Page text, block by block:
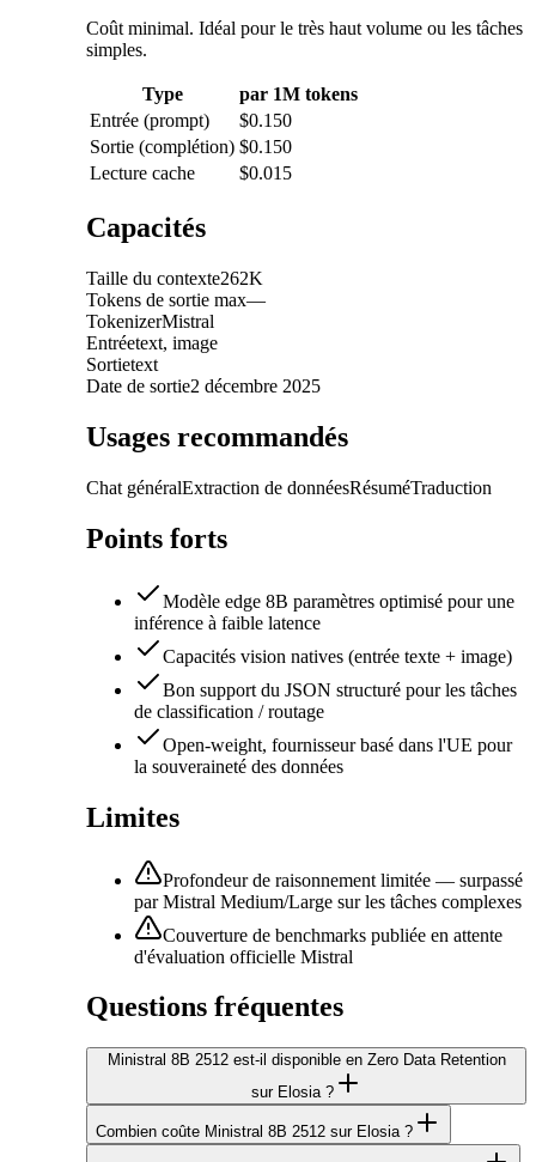
Coût minimal. Idéal pour le très haut volume ou les tâches
simples.
Type
par 1M tokens
Entrée (prompt)
$0.150
Sortie (complétion) $0.150
Lecture cache
$0.015
Capacités
Taille du contexte262K
Tokens de sortie max—
TokenizerMistral
Entréetext, image
Sortietext
Date de sortie2 décembre 2025
Usages recommandés
Chat généralExtraction de donnéesRésuméTraduction
Points forts
Modèle edge 8B paramètres optimisé pour une
inférence à faible latence
Capacités vision natives (entrée texte + image)
Bon support du JSON structuré pour les tâches
de classification / routage
Open-weight, fournisseur basé dans l'UE pour
la souveraineté des données
Limites
Profondeur de raisonnement limitée — surpassé
par Mistral Medium/Large sur les tâches complexes
Couverture de benchmarks publiée en attente
d'évaluation officielle Mistral
Questions fréquentes
Ministral 8B 2512 est-il disponible en Zero Data Retention
sur Elosia ?
Combien coûte Ministral 8B 2512 sur Elosia ?